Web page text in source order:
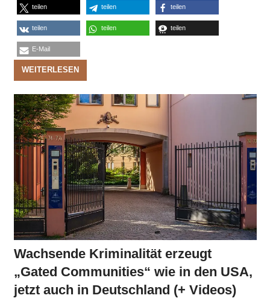
teilen teilen teilen
teilen teilen teilen
E-Mail
WEITERLESEN
Wachsende Kriminalität erzeugt
„Gated Communities“ wie in den USA,
jetzt auch in Deutschland (+ Videos)